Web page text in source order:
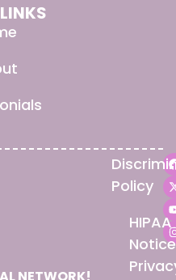
NETWORK!
Policy
HIPAA